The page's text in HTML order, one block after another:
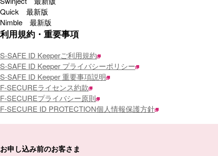
Quick 最新版
Nimble 最新版
利用規約・重要事項
S-SAFE ID Keeperご利用規約
S-SAFE ID Keeper プライバシーポリシー
S-SAFE ID Keeper 重要事項説明
F-SECUREライセンス約款
F-SECUREプライバシー原則
F-SECURE ID PROTECTION個人情報保護方針
お申し込み前のお客さま